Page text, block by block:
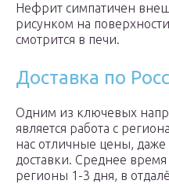
Нефрит симпатичен
рисунком на
смотрится в печи.
Доставка по
Одним из ключевых
является работа с
нас отличные цены, даже
доставки. Среднее
регионы 1-3 дня, в